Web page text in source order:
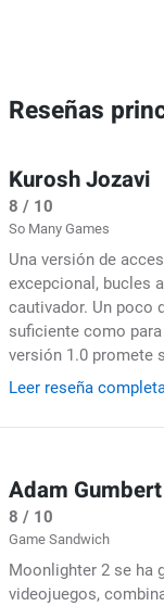
Reseñas
Kurosh Jozavi
8 / 10
So Many Games
Una versión de
excepcional, bucles
cautivador. Un poco
suficiente como
versión 1.0 promete
Leer reseña
Adam Gumbert
8 / 10
Game Sandwich
Moonlighter 2 se ha
videojuegos,